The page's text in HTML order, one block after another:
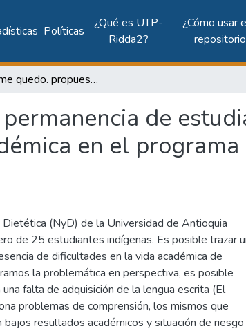
Políticas
¿Qué es UTP-
Ridda2?
¿Cómo usar
En la U me quedo. propuesta para la permanencia de estudiantes indígenas a partir de la inclusión académica en el programa de nutrición y dietética
de
en el
(NyD) de la Universidad de Antioquia
de 25 estudiantes indígenas. Es posible trazar
de dificultades en la vida académica de
la problemática en perspectiva, es posible
falta de adquisición de la lengua escrita (El
problemas de comprensión, los mismos que
resultados académicos y situación de riesgo